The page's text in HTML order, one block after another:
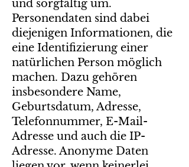
und sorgfältig um.
Personendaten sind dabei
diejenigen Informationen, die
eine Identifizierung einer
natürlichen Person möglich
machen. Dazu gehören
insbesondere Name,
Geburtsdatum, Adresse,
Telefonnummer, E-Mail-
Adresse und auch die IP-
Adresse. Anonyme Daten